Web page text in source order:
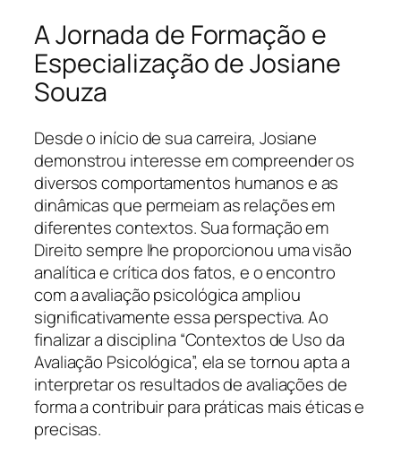
A Jornada de Formação e
Especialização de Josiane
Souza
Desde o início de sua carreira, Josiane
demonstrou interesse em compreender os
diversos comportamentos humanos e as
dinâmicas que permeiam as relações em
diferentes contextos. Sua formação em
Direito sempre lhe proporcionou uma visão
analítica e crítica dos fatos, e o encontro
com a avaliação psicológica ampliou
significativamente essa perspectiva. Ao
finalizar a disciplina “Contextos de Uso da
Avaliação Psicológica”, ela se tornou apta a
interpretar os resultados de avaliações de
forma a contribuir para práticas mais éticas e
precisas.